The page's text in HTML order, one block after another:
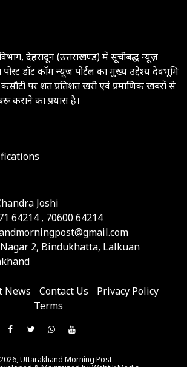
देहरादून (उत्तराखण्ड) में सूचीबद्ध न्यूज़
पोस्ट डॉट कॉम न्यूज़ पोर्टल का मुख्य उद्देश्य देवभूमि
पर शत प्रतिशत खरी एवं प्रमाणिक खबरों से
का प्रयास है।
Joshi
64214 , 70600 64214
2, Bindukhatta, Lalkuan
News Contact Us
Privacy Policy
Terms
Like
On
Follow
On
Join
WhatsApp
Subscribe
YouTube
on
Uttarakhand Morning Post